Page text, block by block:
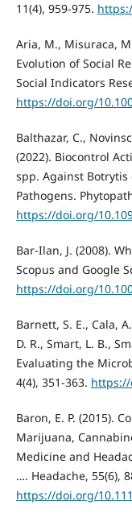
11(4), 959-975.
Aria, M., Misuraca,
Evolution of Social
Social Indicators
https://doi.org/
Balthazar, C.,
(2022). Biocontrol
spp. Against
Pathogens.
https://doi.org/
Bar-Ilan, J. (2008).
Scopus and Google
https://doi.org/
Barnett, S. E., Cala,
D. R., Smart, L. B.,
Evaluating the
4(4), 351-363. https://
Baron, E. P. (2015).
Marijuana,
Medicine and
…. Headache, 55(6),
https://doi.org/